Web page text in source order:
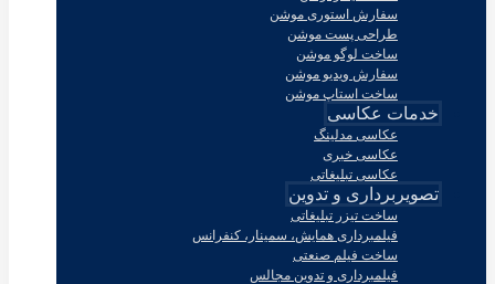
سفارش استوری موشن
طراحی پست موشن
ساخت لوگو موشن
سفارش ویدیو موشن
ساخت استاپ موشن
خدمات عکاسی
عکاسی مدلینگ
عکاسی خبری
عکاسی تبلیغاتی
تصویربرداری و تدوین
ساخت تیزر تبلیغاتی
فیلمبرداری همایش، سمینار، کنفرانس
ساخت فیلم صنعتی
فیلمبرداری و تدوین مجالس